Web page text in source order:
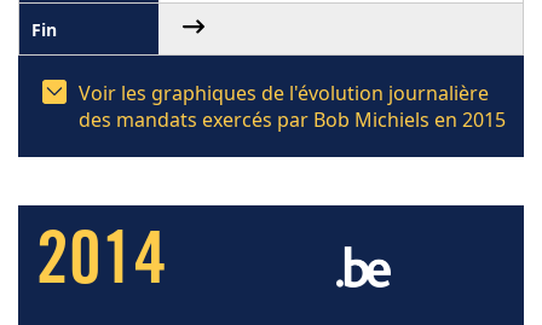
Voir les graphiques de l'évolution journalière
des mandats exercés par Bob Michiels en 2015
2014